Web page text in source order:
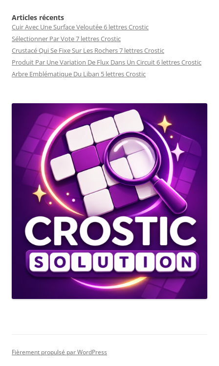
Articles récents
Cuir Avec Une Surface Veloutée 6 lettres Crostic
Sélectionner Par Vote 7 lettres Crostic
Crustacé Qui Se Fixe Sur Les Rochers 7 lettres Crostic
Produit Par Une Variation De Flux Dans Un Circuit 6 lettres Crostic
Arbre Emblématique Du Liban 5 lettres Crostic
Fièrement propulsé par WordPress